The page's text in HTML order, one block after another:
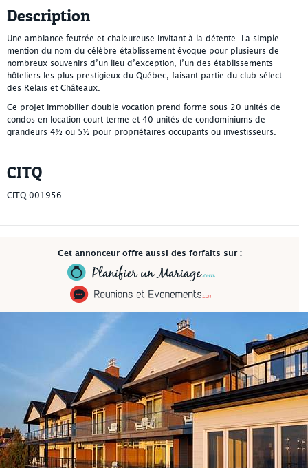
Description
Une ambiance feutrée et chaleureuse invitant à la détente. La simple
mention du nom du célèbre établissement évoque pour plusieurs de
nombreux souvenirs d’un lieu d’exception, l’un des établissements
hôteliers les plus prestigieux du Québec, faisant partie du club sélect
des Relais et Châteaux.
Ce projet immobilier double vocation prend forme sous 20 unités de
condos en location court terme et 40 unités de condominiums de
grandeurs 4½ ou 5½ pour propriétaires occupants ou investisseurs.
CITQ
CITQ 001956
Cet annonceur offre aussi des forfaits sur :